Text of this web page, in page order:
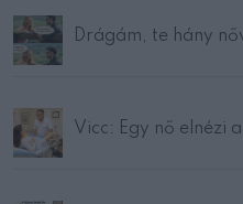
Drágám, te hány
Vicc: Egy nő elnézi